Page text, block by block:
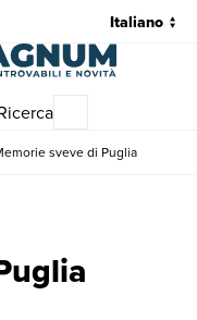
sveve di Puglia
| Pasquale Cafaro